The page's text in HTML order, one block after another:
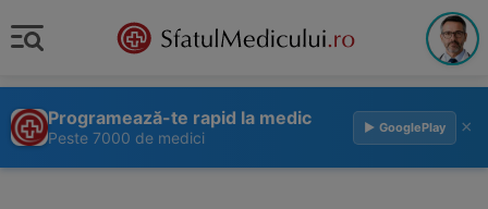
Programează-te rapid la medic
Peste 7000 de medici
▶ GooglePlay ×